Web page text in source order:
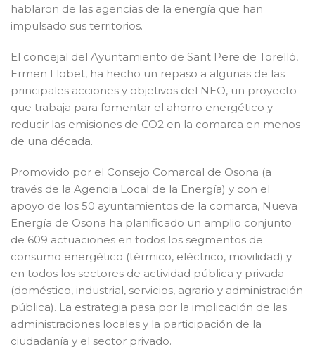
hablaron de las agencias de la energía que han
impulsado sus territorios.
El concejal del Ayuntamiento de Sant Pere de Torelló,
Ermen Llobet, ha hecho un repaso a algunas de las
principales acciones y objetivos del NEO, un proyecto
que trabaja para fomentar el ahorro energético y
reducir las emisiones de CO2 en la comarca en menos
de una década.
Promovido por el Consejo Comarcal de Osona (a
través de la Agencia Local de la Energía) y con el
apoyo de los 50 ayuntamientos de la comarca, Nueva
Energía de Osona ha planificado un amplio conjunto
de 609 actuaciones en todos los segmentos de
consumo energético (térmico, eléctrico, movilidad) y
en todos los sectores de actividad pública y privada
(doméstico, industrial, servicios, agrario y administración
pública). La estrategia pasa por la implicación de las
administraciones locales y la participación de la
ciudadanía y el sector privado.